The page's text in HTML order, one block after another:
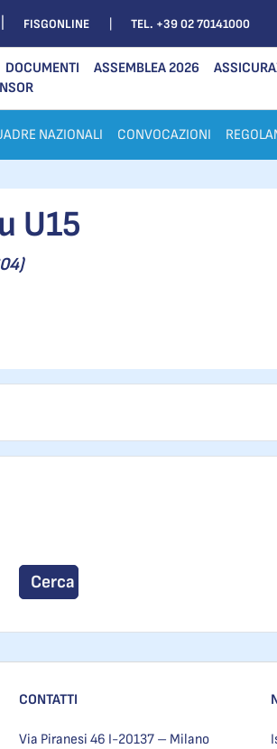
FISGONLINE TEL. +39 02 70141000
DOCUMENTI ASSEMBLEA 2026
NAZIONALI CONVOCAZIONI
U15
Cerca
CONTATTI
Via Piranesi 46 I-20137 – Milano